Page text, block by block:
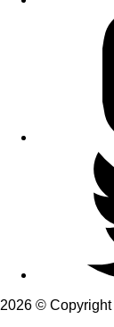
2026 © Copyright